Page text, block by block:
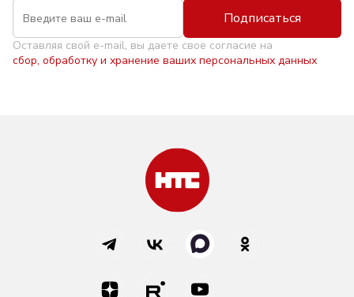
Подписаться
Оставляя свой e-mail, вы даете свое согласие на
сбор, обработку и хранение ваших персональных данных